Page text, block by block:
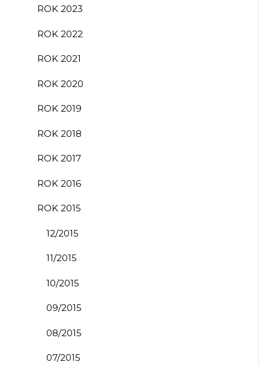
ROK 2023
ROK 2022
ROK 2021
ROK 2020
ROK 2019
ROK 2018
ROK 2017
ROK 2016
ROK 2015
12/2015
11/2015
10/2015
09/2015
08/2015
07/2015